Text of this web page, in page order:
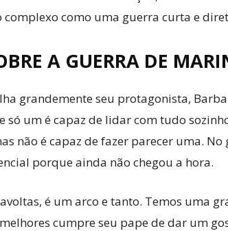
complexo como uma guerra curta e
A GUERRA DE
grandemente seu protagonista,
só um é capaz de lidar com tudo
não é capaz de fazer parecer uma.
porque ainda não chegou a hora.
é um arco e tanto. Temos uma
cumpre seu pape de dar um